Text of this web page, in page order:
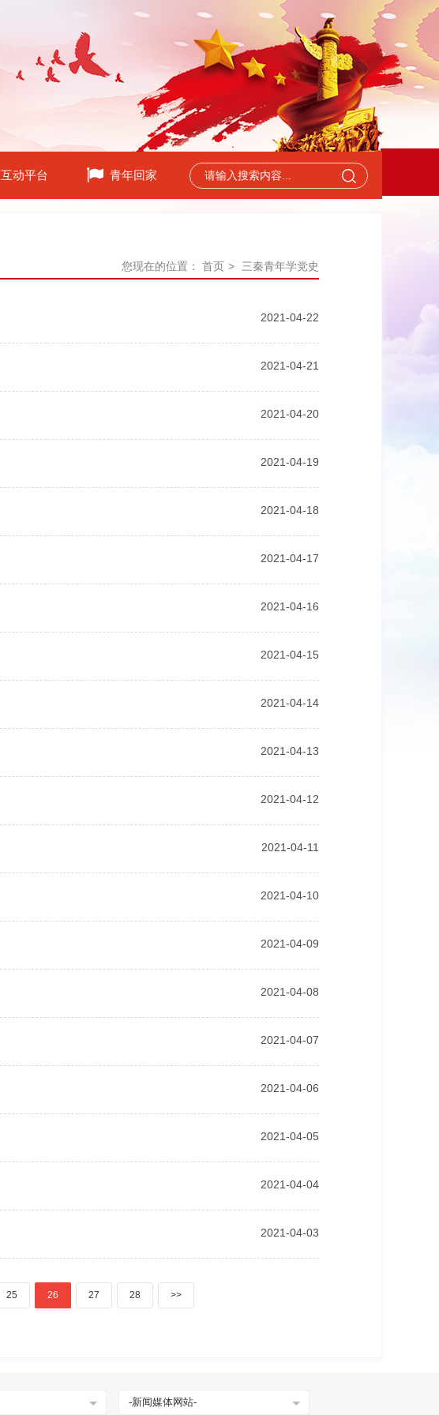
互动平台 青年回家
您现在的位置： 首页 > 三秦青年学党史
2021-04-22
2021-04-21
2021-04-20
2021-04-19
2021-04-18
2021-04-17
2021-04-16
2021-04-15
2021-04-14
2021-04-13
2021-04-12
2021-04-11
2021-04-10
2021-04-09
2021-04-08
2021-04-07
2021-04-06
2021-04-05
2021-04-04
2021-04-03
25 26 27 28 >>
-新闻媒体网站-